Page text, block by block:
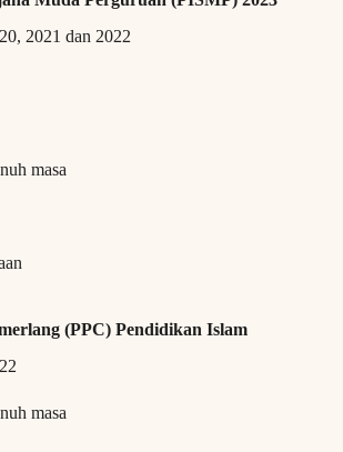
2021 dan 2022
masa
(PPC) Pendidikan Islam
masa